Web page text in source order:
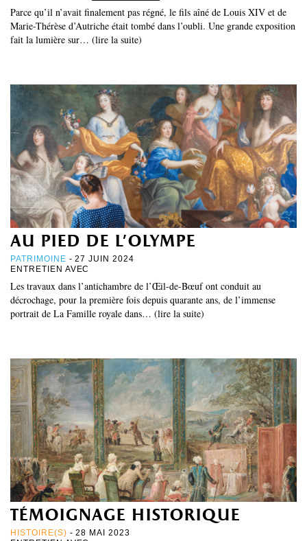
Parce qu’il n’avait finalement pas régné, le fils aîné de Louis XIV et de
Marie-Thérèse d’Autriche était tombé dans l’oubli. Une grande exposition
fait la lumière sur… (lire la suite)
au pied de l’olympe
PATRIMOINE - 27 JUIN 2024
ENTRETIEN AVEC
Les travaux dans l’antichambre de l’Œil-de-Bœuf ont conduit au
décrochage, pour la première fois depuis quarante ans, de l’immense
portrait de La Famille royale dans… (lire la suite)
témoignage historique
HISTOIRE(S) - 28 MAI 2023